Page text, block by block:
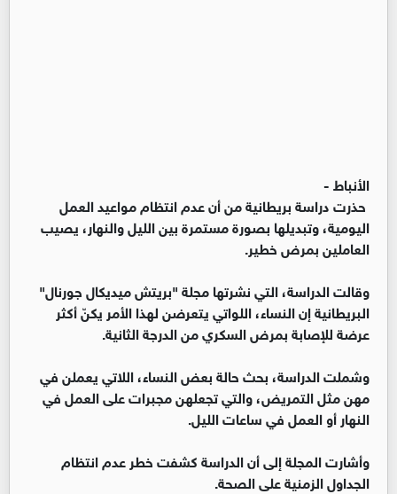
الأنباط -
حذرت دراسة بريطانية من أن عدم انتظام مواعيد العمل
اليومية، وتبديلها بصورة مستمرة بين الليل والنهار، يصيب
العاملين بمرض خطير.
وقالت الدراسة، التي نشرتها مجلة "بريتش ميديكال جورنال"
البريطانية إن النساء، اللواتي يتعرضن لهذا الأمر يكنّ أكثر
عرضة للإصابة بمرض السكري من الدرجة الثانية.
وشملت الدراسة، بحث حالة بعض النساء، اللاتي يعملن في
مهن مثل التمريض، والتي تجعلهن مجبرات على العمل في
النهار أو العمل في ساعات الليل.
وأشارت المجلة إلى أن الدراسة كشفت خطر عدم انتظام
الجداول الزمنية على الصحة.